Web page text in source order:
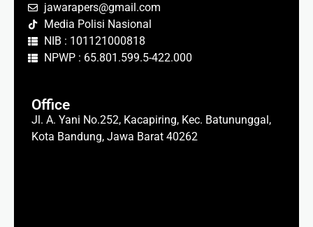
jawarapers@gmail.com
Media Polisi Nasional
NIB : 101121000818
NPWP : 65.801.599.5-422.000
Office
Jl. A. Yani No.252, Kacapiring, Kec. Batununggal,
Kota Bandung, Jawa Barat 40262